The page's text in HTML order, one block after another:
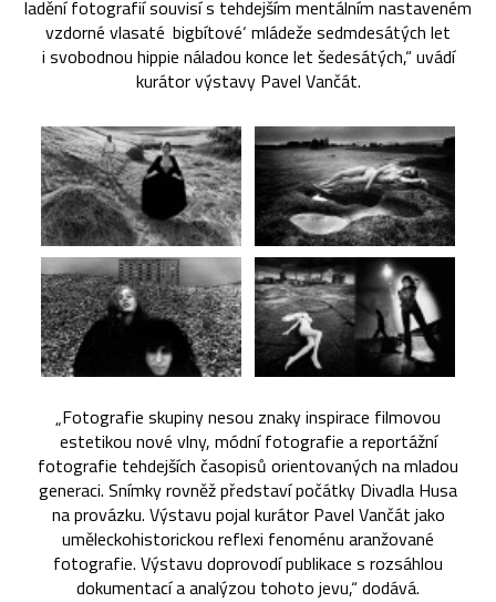
ladění fotografií souvisí s tehdejším mentálním nastaveném
vzdorné vlasaté ‚bigbítové‘ mládeže sedmdesátých let
i svobodnou hippie náladou konce let šedesátých,“ uvádí
kurátor výstavy Pavel Vančát.
„Fotografie skupiny nesou znaky inspirace filmovou
estetikou nové vlny, módní fotografie a reportážní
fotografie tehdejších časopisů orientovaných na mladou
generaci. Snímky rovněž představí počátky Divadla Husa
na provázku. Výstavu pojal kurátor Pavel Vančát jako
uměleckohistorickou reflexi fenoménu aranžované
fotografie. Výstavu doprovodí publikace s rozsáhlou
dokumentací a analýzou tohoto jevu,“ dodává.